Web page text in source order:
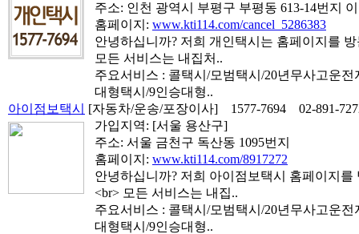
주소: 인천 광역시 부평구 부평동 613-14번지
홈페이지: www.kti114.com/cancel_5286383
안녕하십니까? 저희 개인택시는 홈페이지를
모든 서비스는 내집처..
주요서비스 : 콜택시/모범택시/20년무사고운
대형택시/9인승대형..
아이점보택시
[자동차/운송/포장이사] 1577-7694
02-891-
가입지역: [서울 용산구]
주소: 서울 금천구 독산동 1095번지
홈페이지: www.kti114.com/8917272
안녕하십니까? 저희 아이점보택시 홈페이지
<br> 모든 서비스는 내집..
주요서비스 : 콜택시/모범택시/20년무사고운
대형택시/9인승대형..